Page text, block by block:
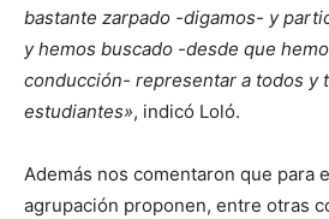
bastante zarpado -digamos- y
y hemos buscado -desde que
conducción- representar a todos y
estudiantes», indicó Loló.
Además nos comentaron que para
agrupación proponen, entre otras